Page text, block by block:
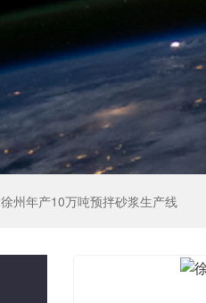
徐州年产10万吨预拌砂浆生产线